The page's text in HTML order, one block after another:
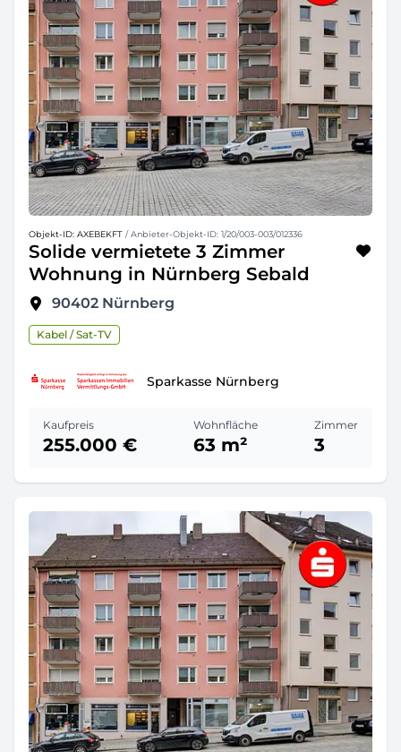
Objekt-ID: AXEBEKFT / Anbieter-Objekt-ID: 1/20/003-003/012336
Solide vermietete 3 Zimmer
Wohnung in Nürnberg Sebald
90402 Nürnberg
Kabel / Sat-TV
Sparkasse Nürnberg
Kaufpreis
255.000 €
Wohnfläche
63 m²
Zimmer
3